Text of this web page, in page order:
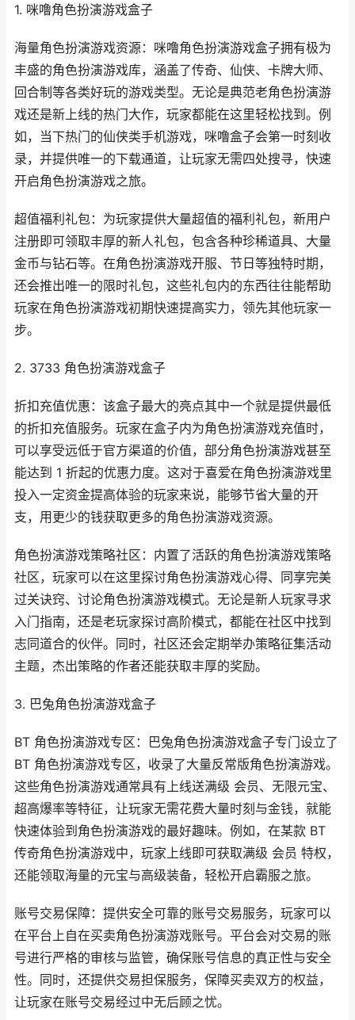
1. 咪噜角色扮演游戏盒子
海量角色扮演游戏资源：咪噜角色扮演游戏盒子拥有极为
丰盛的角色扮演游戏库，涵盖了传奇、仙侠、卡牌大师、
回合制等各类好玩的游戏类型。无论是典范老角色扮演游
戏还是新上线的热门大作，玩家都能在这里轻松找到。例
如，当下热门的仙侠类手机游戏，咪噜盒子会第一时刻收
录，并提供唯一的下载通道，让玩家无需四处搜寻，快速
开启角色扮演游戏之旅。
超值福利礼包：为玩家提供大量超值的福利礼包，新用户
注册即可领取丰厚的新人礼包，包含各种珍稀道具、大量
金币与钻石等。在角色扮演游戏开服、节日等独特时期，
还会推出唯一的限时礼包，这些礼包内的东西往往能帮助
玩家在角色扮演游戏初期快速提高实力，领先其他玩家一
步。
2. 3733 角色扮演游戏盒子
折扣充值优惠：该盒子最大的亮点其中一个就是提供最低
的折扣充值服务。玩家在盒子内为角色扮演游戏充值时，
可以享受远低于官方渠道的价值，部分角色扮演游戏甚至
能达到 1 折起的优惠力度。这对于喜爱在角色扮演游戏里
投入一定资金提高体验的玩家来说，能够节省大量的开
支，用更少的钱获取更多的角色扮演游戏资源。
角色扮演游戏策略社区：内置了活跃的角色扮演游戏策略
社区，玩家可以在这里探讨角色扮演游戏心得、同享完美
过关诀窍、讨论角色扮演游戏模式。无论是新人玩家寻求
入门指南，还是老玩家探讨高阶模式，都能在社区中找到
志同道合的伙伴。同时，社区还会定期举办策略征集活动
主题，杰出策略的作者还能获取丰厚的奖励。
3. 巴兔角色扮演游戏盒子
BT 角色扮演游戏专区：巴兔角色扮演游戏盒子专门设立了
BT 角色扮演游戏专区，收录了大量反常版角色扮演游戏。
这些角色扮演游戏通常具有上线送满级 会员、无限元宝、
超高爆率等特征，让玩家无需花费大量时刻与金钱，就能
快速体验到角色扮演游戏的最好趣味。例如，在某款 BT
传奇角色扮演游戏中，玩家上线即可获取满级 会员 特权，
还能领取海量的元宝与高级装备，轻松开启霸服之旅。
账号交易保障：提供安全可靠的账号交易服务，玩家可以
在平台上自在买卖角色扮演游戏账号。平台会对交易的账
号进行严格的审核与监管，确保账号信息的真正性与安全
性。同时，还提供交易担保服务，保障买卖双方的权益，
让玩家在账号交易经过中无后顾之忧。